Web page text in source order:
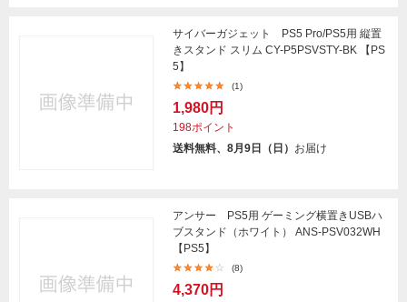
サイバーガジェット PS5 Pro/PS5用 縦置
きスタンド スリム CY-P5PSVSTY-BK 【PS
5】
(1)
1,980円
198ポイント
送料無料、8月9日（日） お届け
アンサー PS5用 ゲーミング横置きUSBハ
ブスタンド（ホワイト） ANS-PSV032WH
【PS5】
(8)
4,370円